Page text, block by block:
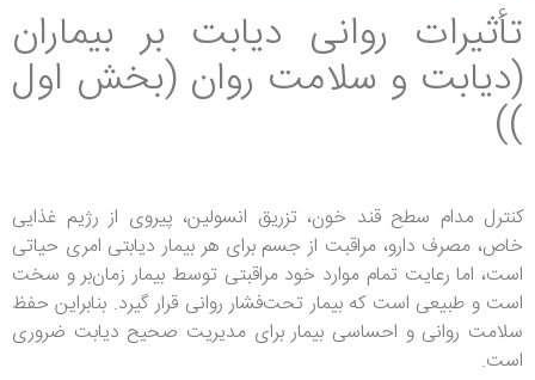
تأثیرات روانی دیابت بر بیماران
(دیابت و سلامت روان (بخش اول
))
کنترل مدام سطح قند خون، تزریق انسولین، پیروی از رژیم غذایی
خاص، مصرف دارو، مراقبت از جسم برای هر بیمار دیابتی امری حیاتی
است، اما رعایت تمام موارد خود مراقبتی توسط بیمار زمان‌بر و سخت
است و طبیعی است که بیمار تحت‌فشار روانی قرار گیرد. بنابراین حفظ
سلامت روانی و احساسی بیمار برای مدیریت صحیح دیابت ضروری
است.